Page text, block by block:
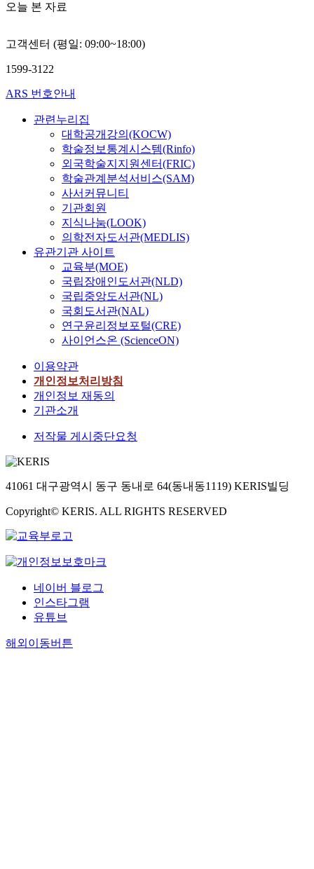
오늘 본 자료
고객센터 (평일: 09:00~18:00)
1599-3122
ARS 번호안내
관련누리집
대학공개강의(KOCW)
학술정보통계시스템(Rinfo)
외국학술지지원센터(FRIC)
학술관계분석서비스(SAM)
사서커뮤니티
기관회원
지식나눔(LOOK)
의학전자도서관(MEDLIS)
유관기관 사이트
교육부(MOE)
국립장애인도서관(NLD)
국립중앙도서관(NL)
국회도서관(NAL)
연구윤리정보포털(CRE)
사이언스온 (ScienceON)
이용약관
개인정보처리방침
개인정보 재동의
기관소개
저작물 게시중단요청
41061 대구광역시 동구 동내로 64(동내동1119) KERIS빌딩
Copyright© KERIS. ALL RIGHTS RESERVED
네이버 블로그
인스타그램
유튜브
해외이동버튼